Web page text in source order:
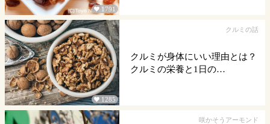
 1791
 1285
クルミの話
クルミが身体にいい理由とは？
クルミの栄養と1日の…
咲かそうアーモンド